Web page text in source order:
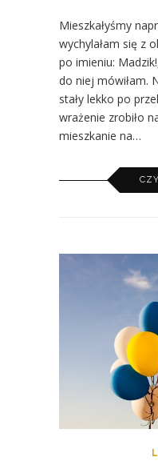
Mieszkałyśmy
wychylałam się z
po imieniu:
do niej mówiłam.
stały lekko po
wrażenie zrobiło
mieszkanie na…